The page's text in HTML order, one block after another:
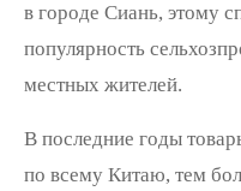
в городе Сиань, этому
популярность
местных жителей.
В последние годы
по всему Китаю, тем